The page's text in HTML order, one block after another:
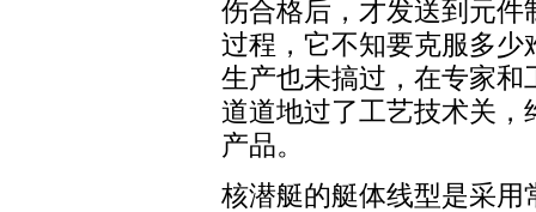
伤合格后，才发送到元
过程，它不知要克服多
生产也未搞过，在专家
道道地过了工艺技术关
产品。
核潜艇的艇体线型是采用